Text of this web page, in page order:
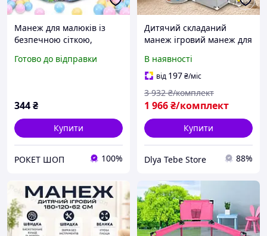
Манеж для малюків із
безпечною сіткою,
на природі, Зручний
Готово до відправки
344₴
Купити
РОКЕТ ШОП 100%
Дитячий складаний
манеж ігровий манеж для
для дітей із кулями Gray
Манеж із сіткою для
малюка Манежик
В наявності
від 197₴/міс
1 966₴/комплект
3 932 ₴/комплект
Купити
Dlya Tebe Store 88%